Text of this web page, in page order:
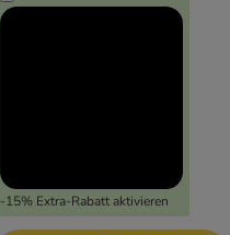
-15% Extra-Rabatt aktivieren